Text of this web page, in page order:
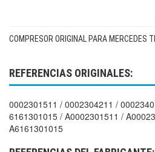
COMPRESOR ORIGINAL PARA MERCEDES
REFERENCIAS ORIGINALES:
0002301511 / 0002304211 /
6161301015 / A0002301511 /
A6161301015